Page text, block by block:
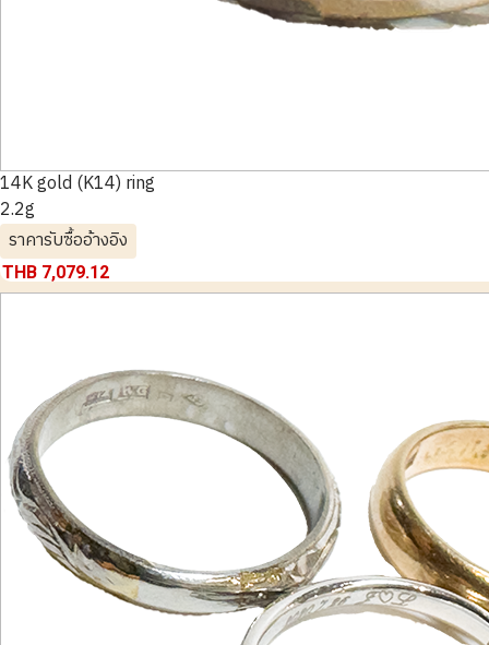
14K gold (K14) ring
2.2g
ราคารับซื้ออ้างอิง
THB 7,079.12